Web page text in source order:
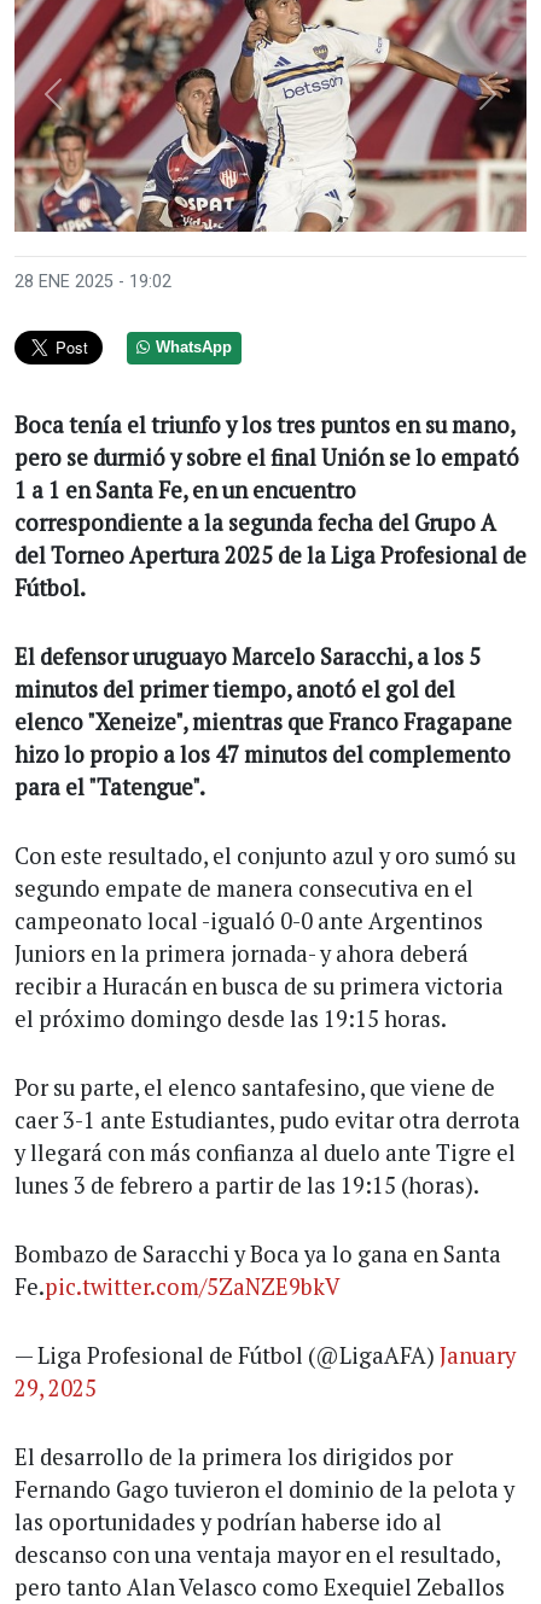
Anterior
28 ENE 2025 - 19:02
WhatsApp
Boca tenía el triunfo y los tres puntos en su mano,
pero se durmió y sobre el final Unión se lo empató
1 a 1 en Santa Fe, en un encuentro
correspondiente a la segunda fecha del Grupo A
del Torneo Apertura 2025 de la Liga Profesional de
Fútbol.
El defensor uruguayo Marcelo Saracchi, a los 5
minutos del primer tiempo, anotó el gol del
elenco "Xeneize", mientras que Franco Fragapane
hizo lo propio a los 47 minutos del complemento
para el "Tatengue".
Con este resultado, el conjunto azul y oro sumó su
segundo empate de manera consecutiva en el
campeonato local -igualó 0-0 ante Argentinos
Juniors en la primera jornada- y ahora deberá
recibir a Huracán en busca de su primera victoria
el próximo domingo desde las 19:15 horas.
Por su parte, el elenco santafesino, que viene de
caer 3-1 ante Estudiantes, pudo evitar otra derrota
y llegará con más confianza al duelo ante Tigre el
lunes 3 de febrero a partir de las 19:15 (horas).
Bombazo de Saracchi y Boca ya lo gana en Santa
Fe.pic.twitter.com/5ZaNZE9bkV
— Liga Profesional de Fútbol (@LigaAFA) January
29, 2025
El desarrollo de la primera los dirigidos por
Fernando Gago tuvieron el dominio de la pelota y
las oportunidades y podrían haberse ido al
descanso con una ventaja mayor en el resultado,
pero tanto Alan Velasco como Exequiel Zeballos